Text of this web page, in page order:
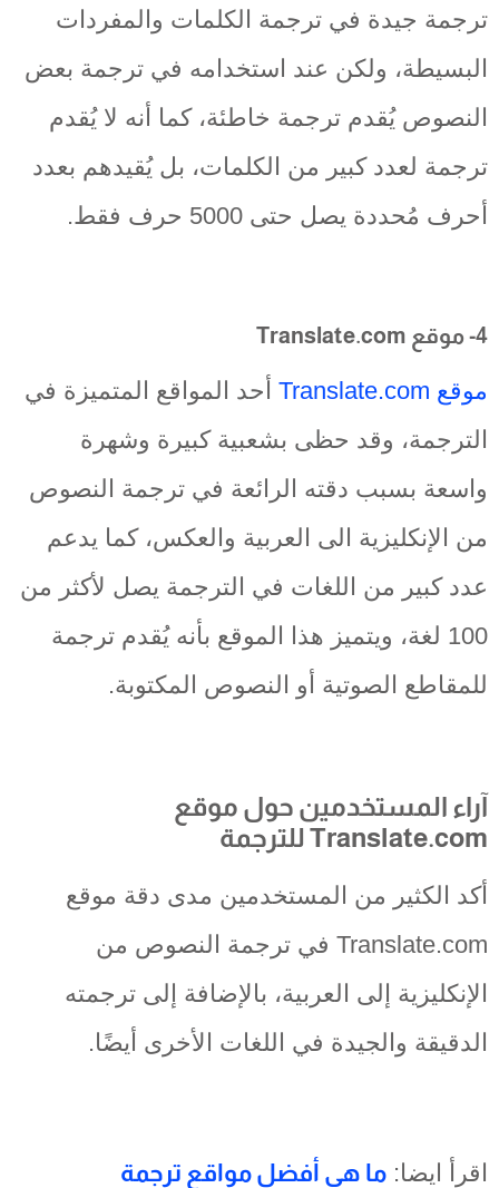
ترجمة جيدة في ترجمة الكلمات والمفردات
البسيطة، ولكن عند استخدامه في ترجمة بعض
النصوص يُقدم ترجمة خاطئة، كما أنه لا يُقدم
ترجمة لعدد كبير من الكلمات، بل يُقيدهم بعدد
أحرف مُحددة يصل حتى 5000 حرف فقط.
4- موقع Translate.com
موقع Translate.com
أحد المواقع المتميزة في
الترجمة، وقد حظى بشعبية كبيرة وشهرة
واسعة بسبب دقته الرائعة في ترجمة النصوص
من الإنكليزية الى العربية والعكس، كما يدعم
عدد كبير من اللغات في الترجمة يصل لأكثر من
100 لغة، ويتميز هذا الموقع بأنه يُقدم ترجمة
للمقاطع الصوتية أو النصوص المكتوبة.
آراء المستخدمين حول موقع
Translate.com للترجمة
أكد الكثير من المستخدمين مدى دقة موقع
Translate.com في ترجمة النصوص من
الإنكليزية إلى العربية، بالإضافة إلى ترجمته
الدقيقة والجيدة في اللغات الأخرى أيضًا.
اقرأ ايضا:ما هي أفضل مواقع ترجمة